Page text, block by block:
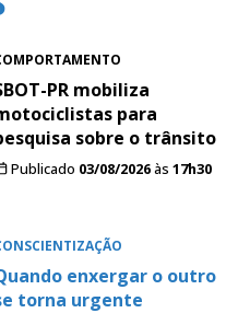
PR mobiliza
para
sobre o trânsito
Publicado 03/08/2026às 17h30
enxergar o outro
torna urgente